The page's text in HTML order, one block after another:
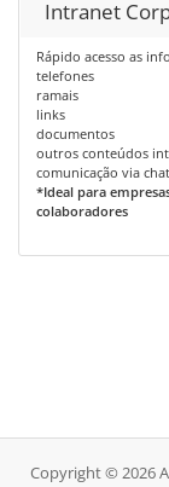
Intranet
Rápido acesso as
telefones
ramais
links
documentos
outros conteúdos
comunicação via
*Ideal para
colaboradores
Copyright © 2026